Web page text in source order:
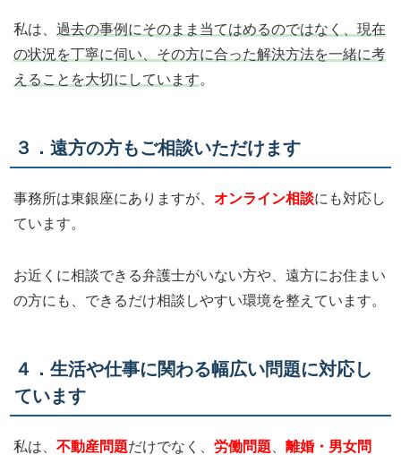
私は、過去の事例にそのまま当てはめるのではなく、現在
の状況を丁寧に伺い、その方に合った解決方法を一緒に考
えることを大切にしています。
３．遠方の方もご相談いただけます
事務所は東銀座にありますが、オンライン相談にも対応し
ています。
お近くに相談できる弁護士がいない方や、遠方にお住まい
の方にも、できるだけ相談しやすい環境を整えています。
４．生活や仕事に関わる幅広い問題に対応し
ています
私は、不動産問題だけでなく、労働問題 、離婚・男女問